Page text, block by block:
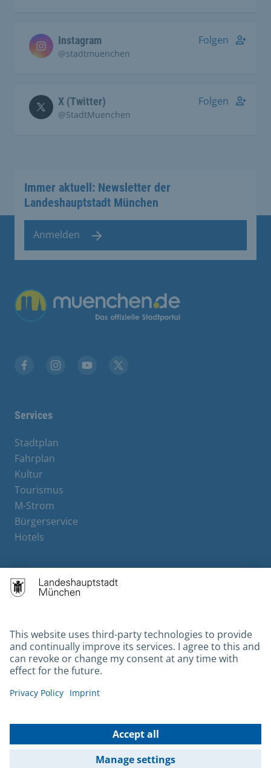
Instagram
@stadtmuenchen
Folgen
X (Twitter)
@StadtMuenchen
Folgen
Immer aktuell: Newsletter der
Landeshauptstadt München
Anmelden
Übergreifende Links
Services
Stadtplan
Fahrplan
Kultur
Tourismus
M-Strom
Bürgerservice
Hotels
Contact
Gebärdensprache
Datenschutz
Kontakt
© 2026 Portal München Betriebs GmbH & Co. KG - Ein Service der
Landeshauptstadt München und der Stadtwerke München GmbH